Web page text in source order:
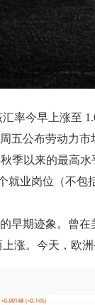
汇率今早上涨至
五公布劳动力市
季以来的最高水
就业岗位（不包
期迹象。曾在
涨。今天，欧